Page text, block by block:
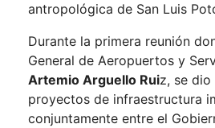
antropológica de San Luis
Durante la primera reunión
General de Aeropuertos y
Artemio Arguello Ruiz, se
proyectos de infraestructura
conjuntamente entre el